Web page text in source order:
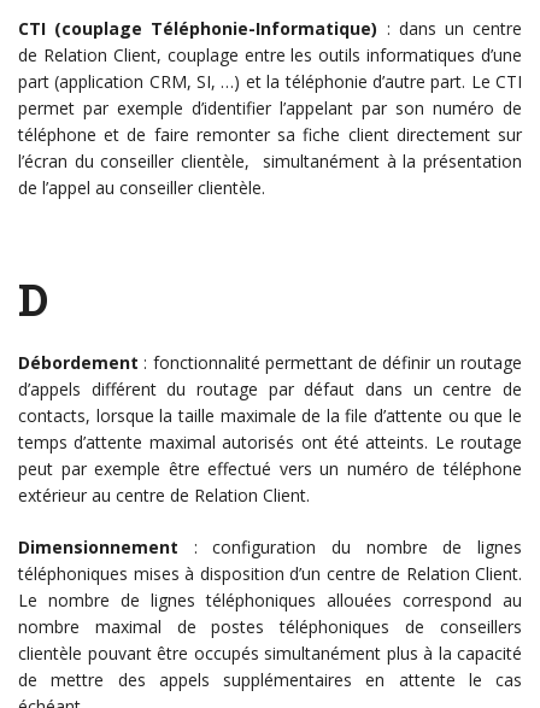
CTI (couplage Téléphonie-Informatique) : dans un centre
de Relation Client, couplage entre les outils informatiques d’une
part (application CRM, SI, …) et la téléphonie d’autre part. Le CTI
permet par exemple d’identifier l’appelant par son numéro de
téléphone et de faire remonter sa fiche client directement sur
l’écran du conseiller clientèle, simultanément à la présentation
de l’appel au conseiller clientèle.
D
Débordement : fonctionnalité permettant de définir un routage
d’appels différent du routage par défaut dans un centre de
contacts, lorsque la taille maximale de la file d’attente ou que le
temps d’attente maximal autorisés ont été atteints. Le routage
peut par exemple être effectué vers un numéro de téléphone
extérieur au centre de Relation Client.
Dimensionnement : configuration du nombre de lignes
téléphoniques mises à disposition d’un centre de Relation Client.
Le nombre de lignes téléphoniques allouées correspond au
nombre maximal de postes téléphoniques de conseillers
clientèle pouvant être occupés simultanément plus à la capacité
de mettre des appels supplémentaires en attente le cas